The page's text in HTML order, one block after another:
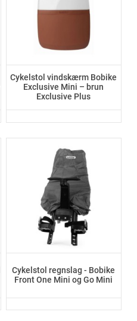
Cykelstol vindskærm Bobike
Exclusive Mini – brun
Exclusive Plus
Cykelstol regnslag - Bobike
Front One Mini og Go Mini